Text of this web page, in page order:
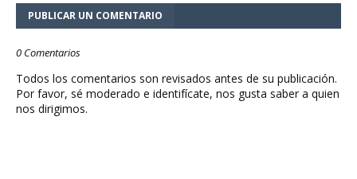
PUBLICAR UN COMENTARIO
0 Comentarios
Todos los comentarios son revisados antes de su publicación.
Por favor, sé moderado e identifícate, nos gusta saber a quien
nos dirigimos.